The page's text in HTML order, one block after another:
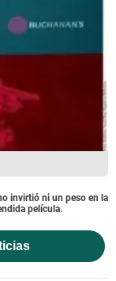
invirtió ni un peso en la
película.